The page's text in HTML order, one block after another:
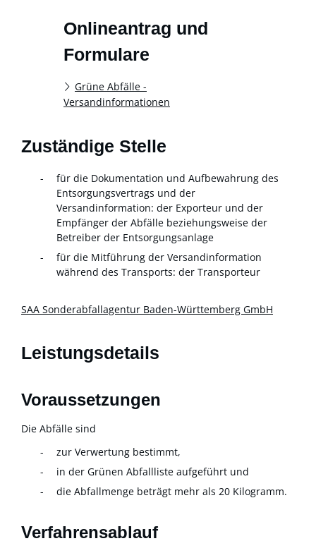
Onlineantrag und
Formulare
Grüne Abfälle -
Versandinformationen
Zuständige Stelle
für die Dokumentation und Aufbewahrung des
Entsorgungsvertrags und der
Versandinformation: der Exporteur und der
Empfänger der Abfälle beziehungsweise der
Betreiber der Entsorgungsanlage
für die Mitführung der Versandinformation
während des Transports: der Transporteur
SAA Sonderabfallagentur Baden-Württemberg GmbH
Leistungsdetails
Voraussetzungen
Die Abfälle sind
zur Verwertung bestimmt,
in der Grünen Abfallliste aufgeführt und
die Abfallmenge beträgt mehr als 20 Kilogramm.
Verfahrensablauf